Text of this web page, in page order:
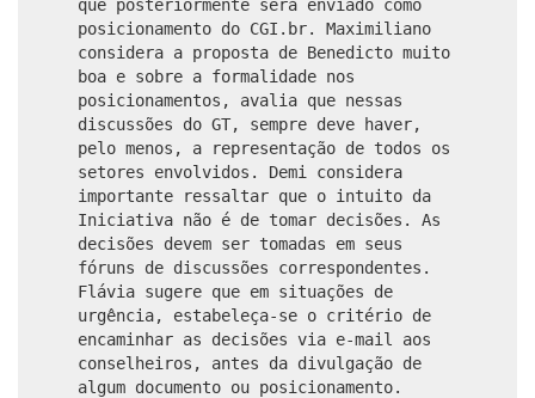
que posteriormente será enviado como
posicionamento do CGI.br. Maximiliano
considera a proposta de Benedicto muito
boa e sobre a formalidade nos
posicionamentos, avalia que nessas
discussões do GT, sempre deve haver,
pelo menos, a representação de todos os
setores envolvidos. Demi considera
importante ressaltar que o intuito da
Iniciativa não é de tomar decisões. As
decisões devem ser tomadas em seus
fóruns de discussões correspondentes.
Flávia sugere que em situações de
urgência, estabeleça-se o critério de
encaminhar as decisões via e-mail aos
conselheiros, antes da divulgação de
algum documento ou posicionamento.